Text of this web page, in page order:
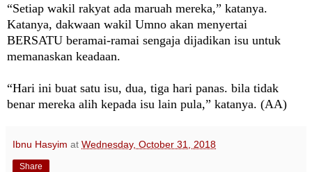
“Setiap wakil rakyat ada maruah mereka,” katanya.
Katanya, dakwaan wakil Umno akan menyertai
BERSATU beramai-ramai sengaja dijadikan isu untuk
memanaskan keadaan.
“Hari ini buat satu isu, dua, tiga hari panas. bila tidak
benar mereka alih kepada isu lain pula,” katanya. (AA)
Ibnu Hasyim at Wednesday, October 31, 2018
Share